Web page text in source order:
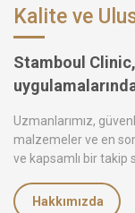
Kalite ve
Stamboul
Uzmanlarımız,
malzemeler ve en
ve kapsamlı bir takip
Hakkımızda